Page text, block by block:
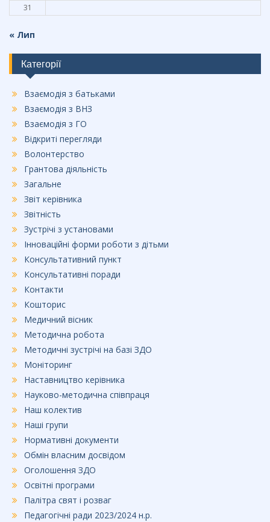
31
« Лип
Категорії
Взаємодія з батьками
Взаємодія з ВНЗ
Взаємодія з ГО
Відкриті перегляди
Волонтерство
Грантова діяльність
Загальне
Звіт керівника
Звітність
Зустрічі з установами
Інноваційні форми роботи з дітьми
Консультативний пункт
Консультативні поради
Контакти
Кошторис
Медичний вісник
Методична робота
Методичні зустрічі на базі ЗДО
Моніторинг
Наставництво керівника
Науково-методична співпраця
Наш колектив
Наші групи
Нормативні документи
Обмін власним досвідом
Оголошення ЗДО
Освітні програми
Палітра свят і розваг
Педагогічні ради 2023/2024 н.р.